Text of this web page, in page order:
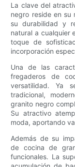
La clave del
negro reside en su
su durabilidad y
natural a cualquier
toque de
incorporación
Una de las
fregaderos de
versatilidad. Ya
tradicional,
granito negro
Su atractivo
moda, aportando
Además de su
de cocina de
funcionales. La